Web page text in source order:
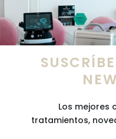
Los mejores
tratamientos,